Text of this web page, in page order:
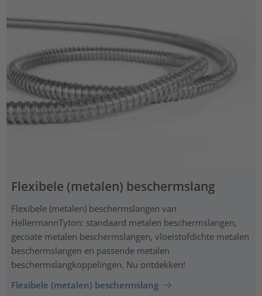
Flexibele (metalen) beschermslang
Flexibele (metalen) beschermslangen van
HellermannTyton: standaard metalen beschermslangen,
gecoate metalen beschermslangen, vloeistofdichte metalen
beschermslangen en passende metalen
beschermslangkoppelingen. Nu ontdekken!
Flexibele (metalen) beschermslang